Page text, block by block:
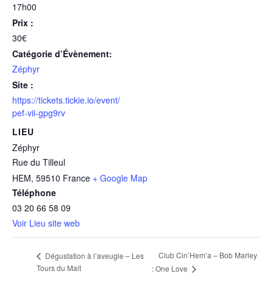
17h00
Prix :
30€
Catégorie d’Évènement:
Zéphyr
Site :
https://tickets.tickie.io/event/
pef-vii-gpg9rv
LIEU
Zéphyr
Rue du Tilleul
HEM, 59510 France + Google Map
Téléphone
03 20 66 58 09
Voir Lieu site web
Dégustation à l’aveugle – Les
Tours du Malt
Club Cin’Hem’a – Bob Marley
: One Love